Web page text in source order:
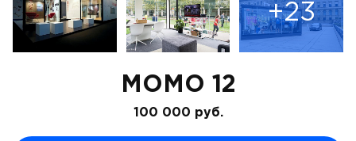
+23
MOMO 12
100 000 руб.